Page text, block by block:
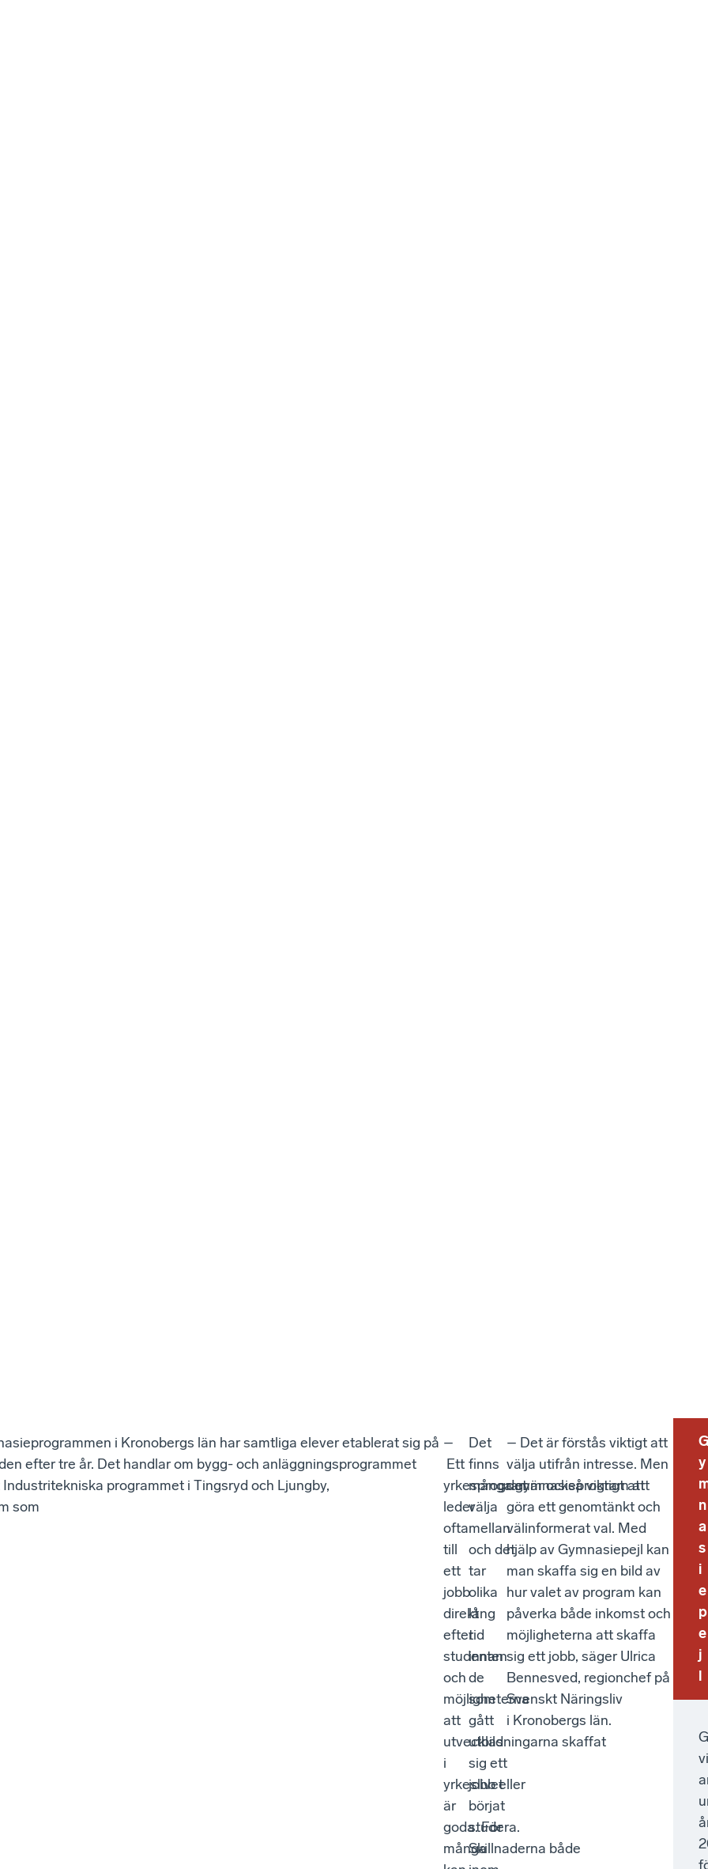
som
i Kronobergs län har samtliga elever etablerat sig på
efter tre år. Det handlar om bygg- och anläggningsprogrammet
programmet i Tingsryd och Ljungby,
–
Ett
yrkesprogram
leder
ofta
till
ett
jobb
direkt
efter
studenten
och
möjligheterna
att
utvecklas
i
yrkeslivet
är
goda. För
många
Det
finns
många gymnasieprogram att
välja
mellan
och det
tar
olika
lång
tid
innan
de
som
gått
utbildningarna skaffat
sig ett
jobb eller
börjat
studera.
Skillnaderna både
– Det är förstås viktigt att
välja utifrån intresse. Men
det är också viktigt att
göra ett genomtänkt och
välinformerat val. Med
hjälp av Gymnasiepejl kan
man skaffa sig en bild av
hur valet av program kan
påverka både inkomst och
möjligheterna att skaffa
sig ett jobb, säger Ulrica
Bennesved, regionchef på
Svenskt Näringsliv
i Kronobergs län.
y
n
a
s
i
e
p
e
j
l